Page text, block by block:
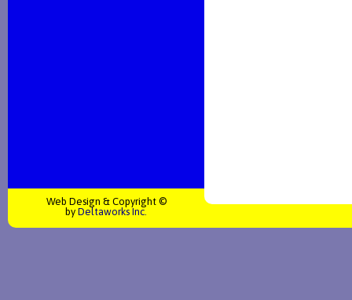
Web Design & Copyright ©
by Deltaworks Inc.